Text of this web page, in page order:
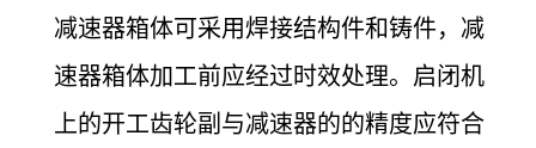
减速器箱体可采用焊接结构件和铸件，减
速器箱体加工前应经过时效处理。启闭机
上的开工齿轮副与减速器的的精度应符合